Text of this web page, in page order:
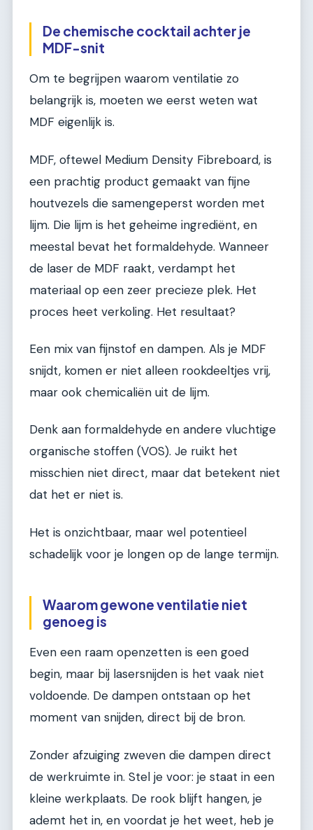
De chemische cocktail achter je
MDF-snit
Om te begrijpen waarom ventilatie zo
belangrijk is, moeten we eerst weten wat
MDF eigenlijk is.
MDF, oftewel Medium Density Fibreboard, is
een prachtig product gemaakt van fijne
houtvezels die samengeperst worden met
lijm. Die lijm is het geheime ingrediënt, en
meestal bevat het formaldehyde. Wanneer
de laser de MDF raakt, verdampt het
materiaal op een zeer precieze plek. Het
proces heet verkoling. Het resultaat?
Een mix van fijnstof en dampen. Als je MDF
snijdt, komen er niet alleen rookdeeltjes vrij,
maar ook chemicaliën uit de lijm.
Denk aan formaldehyde en andere vluchtige
organische stoffen (VOS). Je ruikt het
misschien niet direct, maar dat betekent niet
dat het er niet is.
Het is onzichtbaar, maar wel potentieel
schadelijk voor je longen op de lange termijn.
Waarom gewone ventilatie niet
genoeg is
Even een raam openzetten is een goed
begin, maar bij lasersnijden is het vaak niet
voldoende. De dampen ontstaan op het
moment van snijden, direct bij de bron.
Zonder afzuiging zweven die dampen direct
de werkruimte in. Stel je voor: je staat in een
kleine werkplaats. De rook blijft hangen, je
ademt het in, en voordat je het weet, heb je